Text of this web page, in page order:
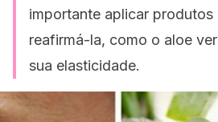
importante aplicar produtos
reafirmá-la, como o aloe
sua elasticidade.